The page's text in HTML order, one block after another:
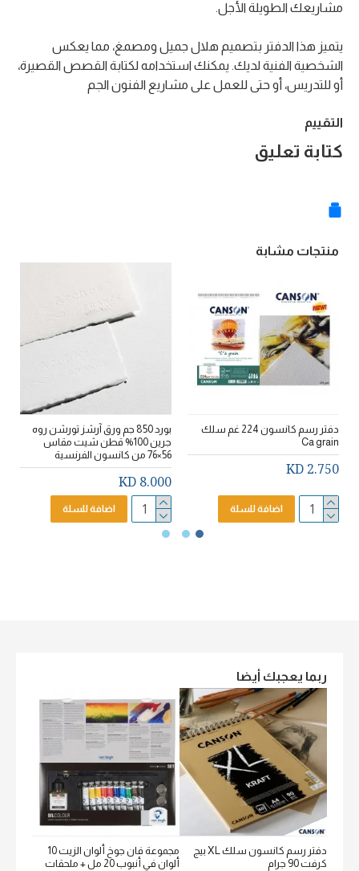
مشاريعك الطويلة الأجل.
يتميز هذا الدفتر بتصميم هلال جميل ومصمغ، مما يعكس
الشخصية الفنية لديك. يمكنك استخدامه لكتابة القصص القصيرة،
أو للتدريس، أو حتى للعمل على مشاريع الفنون الجم
التقييم
كتابة تعليق
منتجات مشابة
دفتر رسم كانسون 224 غم سلك
Ca grain
2.750 KD
اضافة للسلة
بورد 850 جم ورق آرشز تورشن روه
جرين 100% قطن شيت مقاس
56×76 من كانسون الفرنسية
8.000 KD
اضافة للسلة
ربما يعجبك أيضا
دفتر رسم كانسون سلك XL بيج
كرفت 90 جرام
مجموعة فان جوخ ألوان الزيت 10
ألوان في أنبوب 20 مل + ملحقات